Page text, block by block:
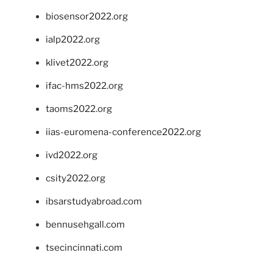
biosensor2022.org
ialp2022.org
klivet2022.org
ifac-hms2022.org
taoms2022.org
iias-euromena-conference2022.org
ivd2022.org
csity2022.org
ibsarstudyabroad.com
bennusehgall.com
tsecincinnati.com